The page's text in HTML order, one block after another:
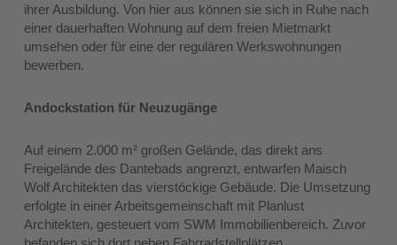
ihrer Ausbildung. Von hier aus können sie sich in Ruhe nach
einer dauerhaften Wohnung auf dem freien Mietmarkt
umsehen oder für eine der regulären Werkswohnungen
bewerben.
Andockstation für Neuzugänge
Auf einem 2.000 m² großen Gelände, das direkt ans
Freigelände des Dantebads angrenzt, entwarfen Maisch
Wolf Architekten das vierstöckige Gebäude. Die Umsetzung
erfolgte in einer Arbeitsgemeinschaft mit Planlust
Architekten, gesteuert vom SWM Immobilienbereich. Zuvor